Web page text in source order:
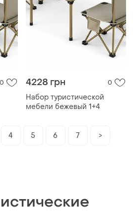
0 4228 грн 0
Набор туристической
мебели бежевый 1+4
4 5 6 7 >